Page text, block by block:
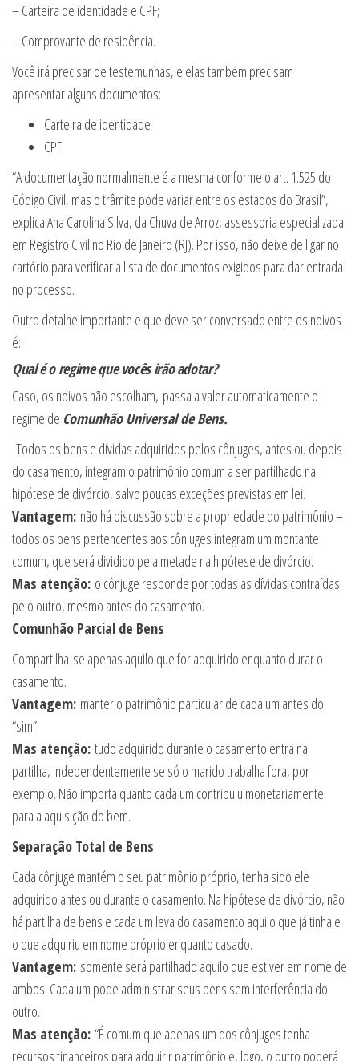
– Carteira de identidade e CPF;
– Comprovante de residência.
Você irá precisar de testemunhas, e elas também precisam
apresentar alguns documentos:
Carteira de identidade
CPF.
“A documentação normalmente é a mesma conforme o art. 1.525 do
Código Civil, mas o trâmite pode variar entre os estados do Brasil”,
explica Ana Carolina Silva, da Chuva de Arroz, assessoria especializada
em Registro Civil no Rio de Janeiro (RJ). Por isso, não deixe de ligar no
cartório para verificar a lista de documentos exigidos para dar entrada
no processo.
Outro detalhe importante e que deve ser conversado entre os noivos
é:
Qual é o regime que vocês irão adotar?
Caso, os noivos não escolham, passa a valer automaticamente o
regime de Comunhão Universal de Bens.
Todos os bens e dívidas adquiridos pelos cônjuges, antes ou depois
do casamento, integram o patrimônio comum a ser partilhado na
hipótese de divórcio, salvo poucas exceções previstas em lei.
Vantagem: não há discussão sobre a propriedade do patrimônio –
todos os bens pertencentes aos cônjuges integram um montante
comum, que será dividido pela metade na hipótese de divórcio.
Mas atenção: o cônjuge responde por todas as dívidas contraídas
pelo outro, mesmo antes do casamento.
Comunhão Parcial de Bens
Compartilha-se apenas aquilo que for adquirido enquanto durar o
casamento.
Vantagem: manter o patrimônio particular de cada um antes do
“sim”.
Mas atenção: tudo adquirido durante o casamento entra na
partilha, independentemente se só o marido trabalha fora, por
exemplo. Não importa quanto cada um contribuiu monetariamente
para a aquisição do bem.
Separação Total de Bens
Cada cônjuge mantém o seu patrimônio próprio, tenha sido ele
adquirido antes ou durante o casamento. Na hipótese de divórcio, não
há partilha de bens e cada um leva do casamento aquilo que já tinha e
o que adquiriu em nome próprio enquanto casado.
Vantagem: somente será partilhado aquilo que estiver em nome de
ambos. Cada um pode administrar seus bens sem interferência do
outro.
Mas atenção: “É comum que apenas um dos cônjuges tenha
recursos financeiros para adquirir patrimônio e, logo, o outro poderá